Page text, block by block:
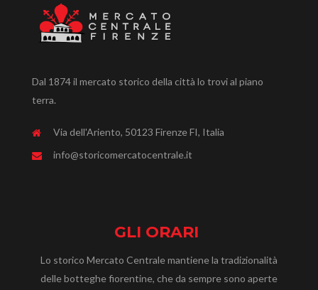
Dal 1874 il mercato storico della città lo trovi al piano
terra.
Via dell'Ariento, 50123 Firenze FI, Italia
info@storicomercatocentrale.it
GLI ORARI
Lo storico Mercato Centrale mantiene la tradizionalità
delle botteghe fiorentine, che da sempre sono aperte